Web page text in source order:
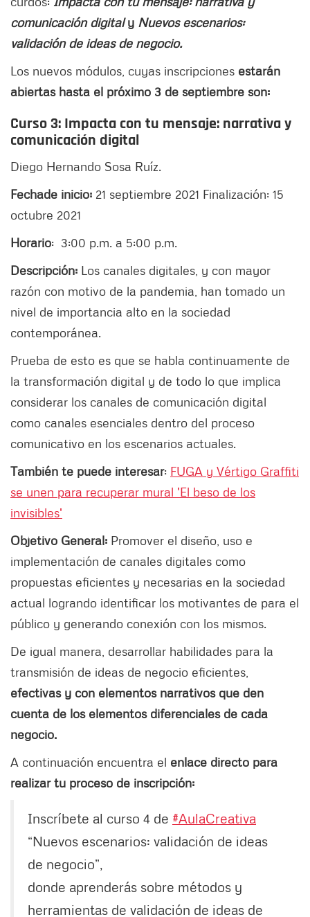
comunicación digitaly Nuevos escenarios:
validación de ideas de negocio.
Los nuevos módulos, cuyas inscripciones estarán
abiertas hasta el próximo 3 de septiembre son:
Curso 3: Impacta con tu mensaje: narrativa y
comunicación digital
Diego Hernando Sosa Ruíz.
Fechade inicio: 21 septiembre 2021 Finalización: 15
octubre 2021
Horario: 3:00 p.m. a 5:00 p.m.
Descripción: Los canales digitales, y con mayor
razón con motivo de la pandemia, han tomado un
nivel de importancia alto en la sociedad
contemporánea.
Prueba de esto es que se habla continuamente de
la transformación digital y de todo lo que implica
considerar los canales de comunicación digital
como canales esenciales dentro del proceso
comunicativo en los escenarios actuales.
También te puede interesar: FUGA y Vértigo Graffiti
se unen para recuperar mural 'El beso de los
invisibles'
Objetivo General: Promover el diseño, uso e
implementación de canales digitales como
propuestas eficientes y necesarias en la sociedad
actual logrando identificar los motivantes de para el
público y generando conexión con los mismos.
De igual manera, desarrollar habilidades para la
transmisión de ideas de negocio eficientes,
efectivas y con elementos narrativos que den
cuenta de los elementos diferenciales de cada
negocio.
A continuación encuentra el enlace directo para
realizar tu proceso de inscripción:
Inscríbete al curso 4 de #AulaCreativa
“Nuevos escenarios: validación de ideas
de negocio”,
donde aprenderás sobre métodos y
herramientas de validación de ideas de